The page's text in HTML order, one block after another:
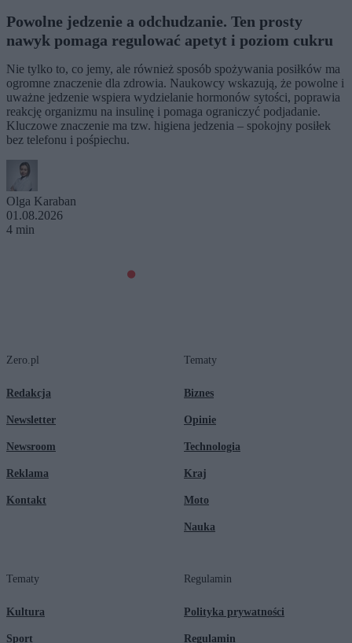
Powolne jedzenie a odchudzanie. Ten prosty
nawyk pomaga regulować apetyt i poziom cukru
Nie tylko to, co jemy, ale również sposób spożywania posiłków ma
ogromne znaczenie dla zdrowia. Naukowcy wskazują, że powolne i
uważne jedzenie wspiera wydzielanie hormonów sytości, poprawia
reakcję organizmu na insulinę i pomaga ograniczyć podjadanie.
Kluczowe znaczenie ma tzw. higiena jedzenia – spokojny posiłek
bez telefonu i pośpiechu.
Olga Karaban
01.08.2026
4 min
Zero.pl
Redakcja
Newsletter
Newsroom
Reklama
Kontakt
Tematy
Biznes
Opinie
Technologia
Kraj
Moto
Nauka
Tematy
Kultura
Sport
Regulamin
Polityka prywatności
Regulamin